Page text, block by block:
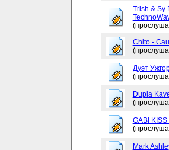
Trish & Sy
Chito -
Дуэт
Dupla
GABI
Mark